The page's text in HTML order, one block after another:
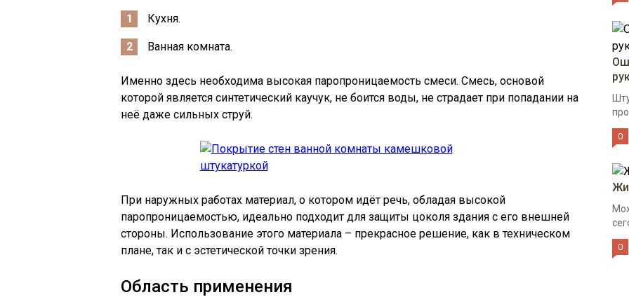
Кухня.
Ванная комната.
Именно здесь необходима высокая паропроницаемость смеси. Смесь, основой
которой является синтетический каучук, не боится воды, не страдает при попадании на
неё даже сильных струй.
При наружных работах материал, о котором идёт речь, обладая высокой
паропроницаемостью, идеально подходит для защиты цоколя здания с его внешней
стороны. Использование этого материала – прекрасное решение, как в техническом
плане, так и с эстетической точки зрения.
Область применения
0
0